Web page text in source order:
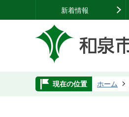
新着情報
現在の位置 ホーム